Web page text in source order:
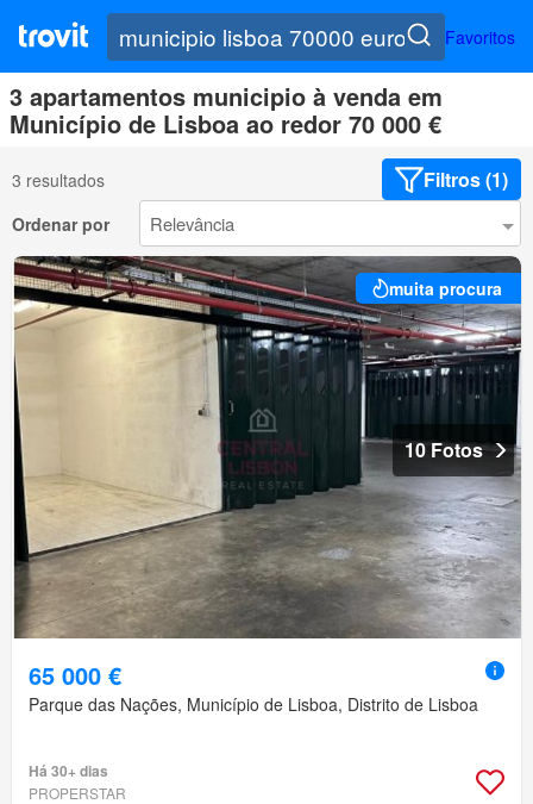
Favoritos
3 apartamentos municipio à venda em
Município de Lisboa ao redor 70 000 €
3 resultados Filtros (1)
Ordenar por
muita procura
10 Fotos
65 000 €
Parque das Nações, Município de Lisboa, Distrito de Lisboa
Há 30+ dias
PROPERSTAR